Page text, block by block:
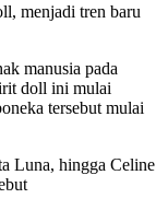
menjadi tren baru
manusia pada
doll ini mulai
tersebut mulai
Luna, hingga Celine